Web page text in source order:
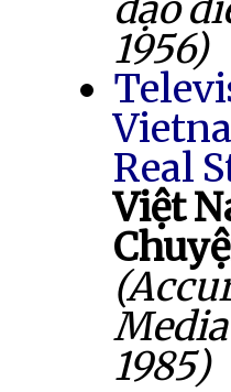
1956)
Real
Việt
1985)